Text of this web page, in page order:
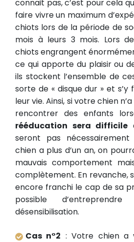
connait pas, c’est pour cela
faire vivre un maximum
chiots lors de la période de
mois à leurs 3 mois. Lors
chiots engrangent
ce qui apporte du plaisir ou
ils stockent l’ensemble de
sorte de « disque dur » et
leur vie. Ainsi, si votre chien
rencontrer des enfants
rééducation sera difficile
seront pas
chien a plus d’un an, on
mauvais comportement
complètement. En revanche,
encore franchi le cap de sa
possible
désensibilisation.
Cas n°2 : Votre chien a